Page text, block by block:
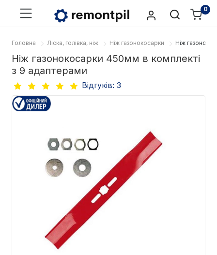
0
Головна Ліска, голівка, ніж Ніж газонокосарки Ніж
Ніж газонокосарки 450мм в комплекті
з 9 адаптерами
Відгуків: 3